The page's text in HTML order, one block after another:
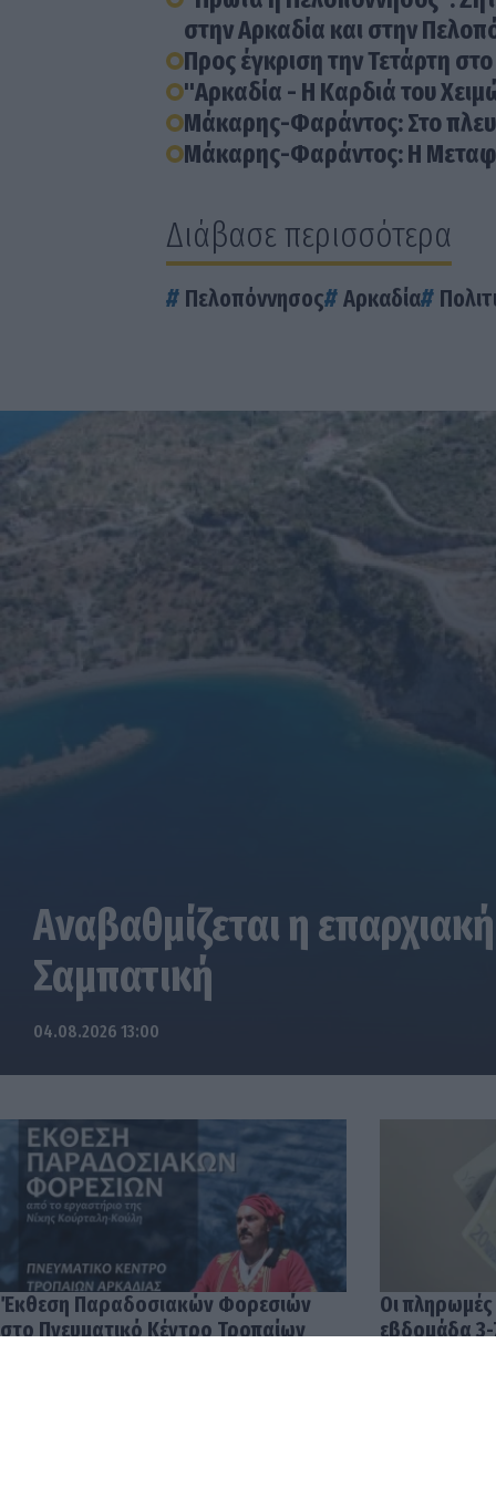
στην Αρκαδία και στην
Προς έγκριση την Τετάρτη
"Αρκαδία - Η Καρδιά του
Μάκαρης-Φαράντος: Στο
Μάκαρης-Φαράντος: Η
Διάβασε περισσότερα
Πελοπόννησος Αρκαδία
Αναβαθμίζεται η
Σαμπατική
04.08.2026 13:00
Έκθεση Παραδοσιακών Φορεσιών
στο Πνευματικό Κέντρο Τροπαίων
Οι
εβδομάδα